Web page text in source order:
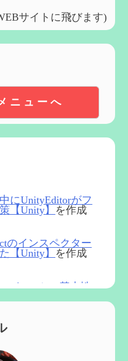
サイトに飛びます)
ニューへ
にUnityEditorがフ
【Unity】 を作成
のインスペクター
【Unity】 を作成
キーノ)の基本性
の性能、探索に